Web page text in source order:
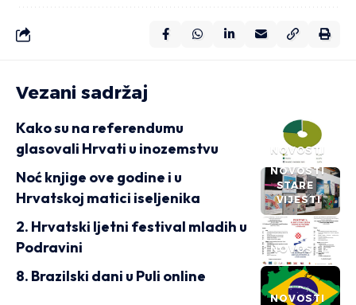
Vezani sadržaj
NOVOSTI
Kako su na referendumu
glasovali Hrvati u inozemstvu
NOVOSTI
STARE
VIJESTI
Noć knjige ove godine i u
Hrvatskoj matici iseljenika
NOVOSTI
2. Hrvatski ljetni festival mladih u
Podravini
NOVOSTI
8. Brazilski dani u Puli online